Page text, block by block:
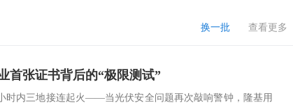
查看更多
换一批
首张证书背后的“极限测试”
时内三地接连起火——当光伏安全问题再次敲响警钟，隆基用